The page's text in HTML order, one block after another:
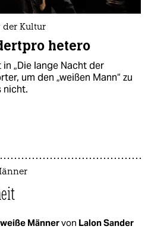
der Kultur
hetero
„Die lange Nacht der
um den „weißen Mann“ zu
nicht.
Männervon Lalon Sander